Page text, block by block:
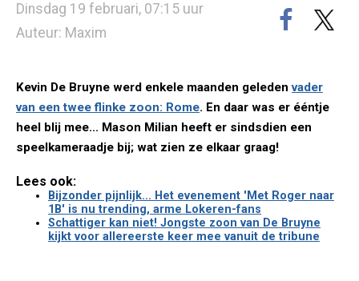
Dinsdag 19 februari, 07:15 uur
Auteur: Maxim
Kevin De Bruyne werd enkele maanden geledenvader
van een twee flinke zoon: Rome. En daar was er ééntje
heel blij mee... Mason Milian heeft er sindsdien een
speelkameraadje bij; wat zien ze elkaar graag!
Lees ook:
Bijzonder pijnlijk... Het evenement 'Met Roger naar
1B' is nu trending, arme Lokeren-fans
Schattiger kan niet! Jongste zoon van De Bruyne
kijkt voor allereerste keer mee vanuit de tribune